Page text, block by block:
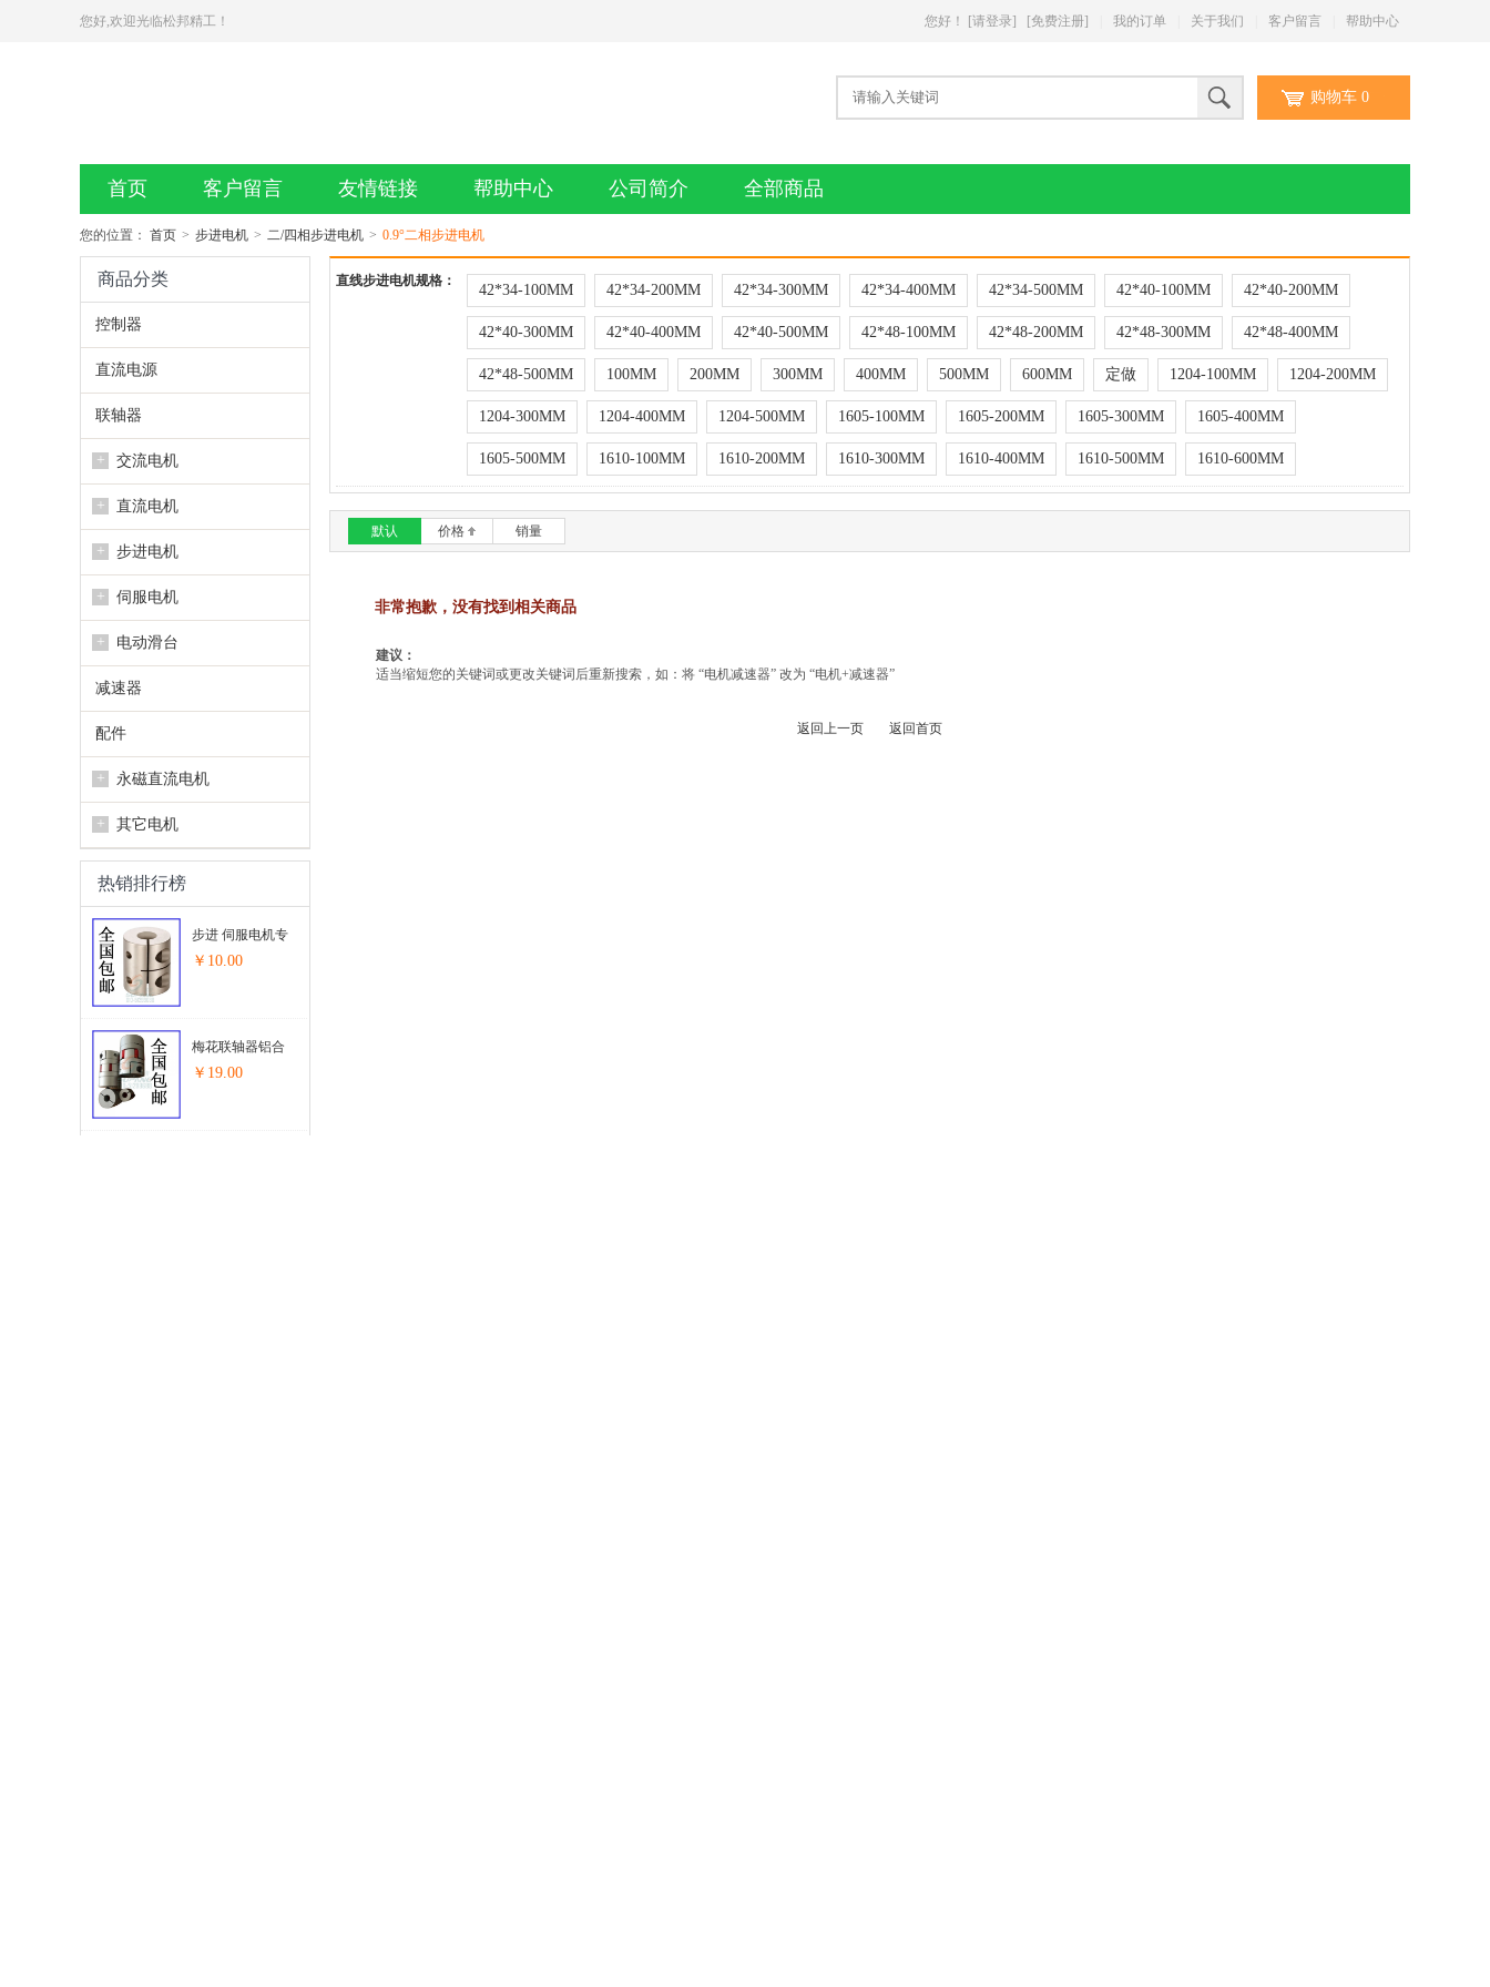
您好,欢迎光临松邦精工！ 我的订单 关于我们 客户留言 帮助中心
您好 ！ [请登录] [免费注册]
购物车 0
首页 客户留言 友情链接 帮助中心 公司简介 全部商品
您的位置： 首页 > 步进电机 > 二/四相步进电机 > 0.9°二相步进电机
直线步进电机规格：
42*34-100MM 42*34-200MM 42*34-300MM 42*34-400MM 42*34-500MM 42*40-100MM 42*40-200MM
42*40-300MM 42*40-400MM 42*40-500MM 42*48-100MM 42*48-200MM 42*48-300MM 42*48-400MM
42*48-500MM 100MM 200MM 300MM 400MM 500MM 600MM 定做 1204-100MM 1204-200MM
1204-300MM 1204-400MM 1204-500MM 1605-100MM 1605-200MM 1605-300MM 1605-400MM
1605-500MM 1610-100MM 1610-200MM 1610-300MM 1610-400MM 1610-500MM 1610-600MM
默认 价格 销量
非常抱歉，没有找到相关商品
建议：
适当缩短您的关键词或更改关键词后重新搜索，如：将 “电机减速器” 改为 “电机+减速器”
返回上一页 返回首页
商品分类
控制器
直流电源
联轴器
+ 交流电机
+ 直流电机
+ 步进电机
+ 伺服电机
+ 电动滑台
减速器
配件
+ 永磁直流电机
+ 其它电机
热销排行榜
步进 伺服电机专
用联轴器...
￥10.00
梅花联轴器铝合
金连接器步...
￥19.00